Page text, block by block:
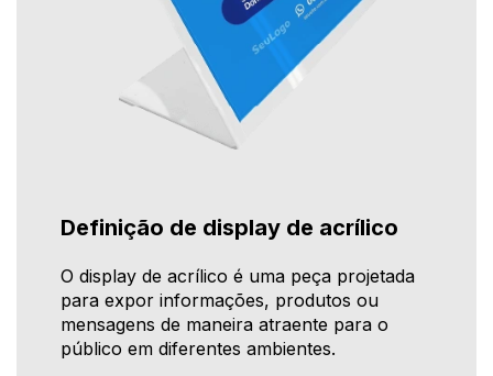
Definição de display de acrílico
O display de acrílico é uma peça projetada
para expor informações, produtos ou
mensagens de maneira atraente para o
público em diferentes ambientes.